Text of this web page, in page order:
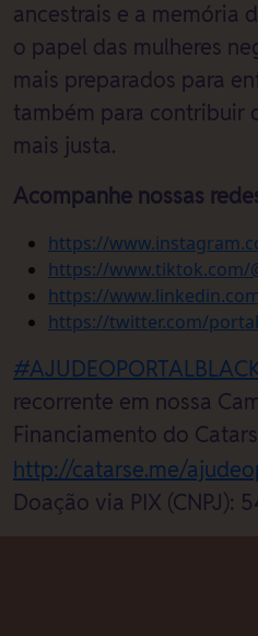
ancestrais e a memória
o papel das mulheres
mais preparados para
também para contribuir
mais justa.
Acompanhe nossas
https://
https://www.tiktok.com/
https://
https://twitter.com/
recorrente em nossa
Financiamento do
http://catarse.me/
Doação via PIX (CNPJ):